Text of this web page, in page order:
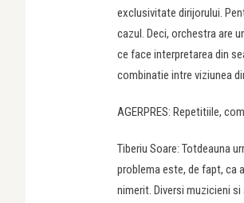
exclusivitate dirijorului.
cazul. Deci, orchestra are
ce face interpretarea din
combinatie intre viziunea
AGERPRES: Repetitiile,
Tiberiu Soare: Totdeauna
problema este, de fapt, ca
nimerit. Diversi muzicieni